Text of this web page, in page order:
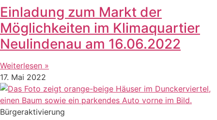
Einladung zum Markt der
Möglichkeiten im Klimaquartier
Neulindenau am 16.06.2022
Weiterlesen »
17. Mai 2022
Bürgeraktivierung